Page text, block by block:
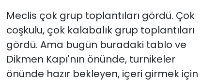
Meclis çok grup toplantıları gördü. Çok
coşkulu, çok kalabalık grup toplantıları
gördü. Ama bugün buradaki tablo ve
Dikmen Kapı'nın önünde, turnikeler
önünde hazır bekleyen, içeri girmek için